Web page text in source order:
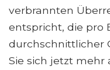
verbrannten
entspricht, die pro
durchschnittlicher
Sie sich jetzt mehr